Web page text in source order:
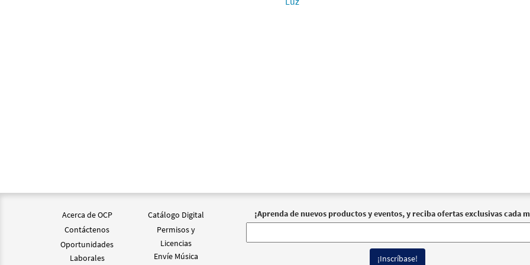
Acerca de OCP
Contáctenos
Oportunidades
Laborales
Catálogo Digital
Permisos y
Licencias
Envíe Música
¡Aprenda de nuevos productos y eventos, y reciba ofertas exclusivas cada